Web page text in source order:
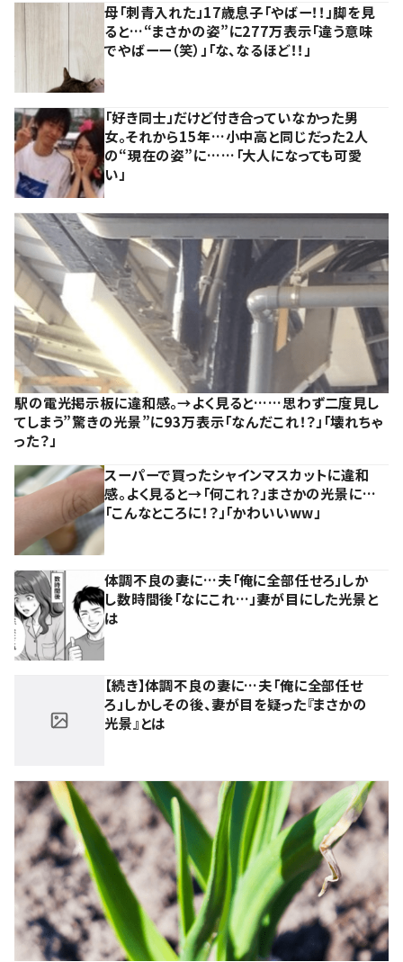
母「刺青入れた」17歳息子「やばー！！」脚を見
ると…“まさかの姿”に277万表示「違う意味
でやばーー（笑）」「な、なるほど！！」
「好き同士」だけど付き合っていなかった男
女。それから15年…小中高と同じだった2人
の“現在の姿”に……「大人になっても可愛
い」
駅の電光掲示板に違和感。→よく見ると……思わず二度見し
てしまう”驚きの光景”に93万表示「なんだこれ！？」「壊れちゃ
った？」
スーパーで買ったシャインマスカットに違和
感。よく見ると→「何これ？」まさかの光景に…
「こんなところに！？」「かわいいww」
体調不良の妻に…夫「俺に全部任せろ」しか
し数時間後「なにこれ…」妻が目にした光景と
は
【続き】体調不良の妻に…夫「俺に全部任せ
ろ」しかしその後、妻が目を疑った『まさかの
光景』とは